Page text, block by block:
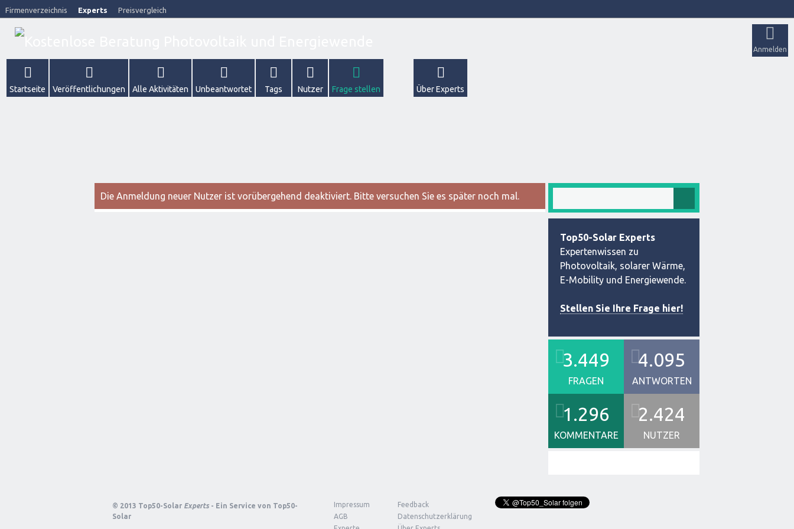
Firmenverzeichnis Experts Preisvergleich
Anmelden
Startseite Veröffentlichungen Alle Aktivitäten Unbeantwortet Tags Nutzer Frage stellen Über Experts
Die Anmeldung neuer Nutzer ist vorübergehend deaktiviert. Bitte versuchen Sie es später noch mal.
Top50-Solar Experts
Expertenwissen zu
Photovoltaik, solarer Wärme,
E-Mobility und Energiewende.
Stellen Sie Ihre Frage hier!
3.449
FRAGEN
4.095
ANTWORTEN
1.296
KOMMENTARE
2.424
NUTZER
© 2013 Top50-Solar Experts - Ein Service von Top50-
Solar
Impressum
Feedback
AGB
Datenschutzerklärung